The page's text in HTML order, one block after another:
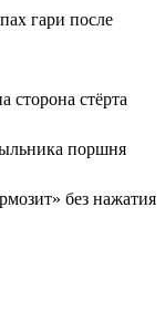
гари после
сторона стёрта
поршня
без нажатия